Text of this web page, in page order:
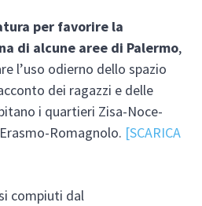
per favorire la
di alcune aree di Palermo,
l’uso odierno dello spazio
dei ragazzi e delle
i quartieri Zisa-Noce-
Romagnolo. [SCARICA
compiuti dal